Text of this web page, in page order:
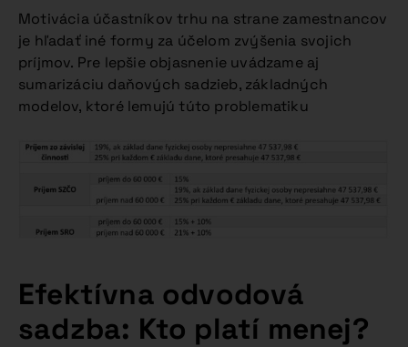
Motivácia účastníkov trhu na strane zamestnancov
je hľadať iné formy za účelom zvýšenia svojich
príjmov. Pre lepšie objasnenie uvádzame aj
sumarizáciu daňových sadzieb, základných
modelov, ktoré lemujú túto problematiku
Efektívna odvodová
sadzba: Kto platí menej?